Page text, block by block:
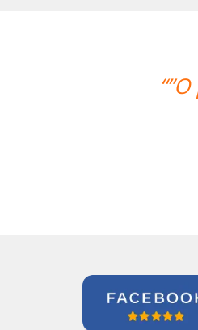
atencioso e o